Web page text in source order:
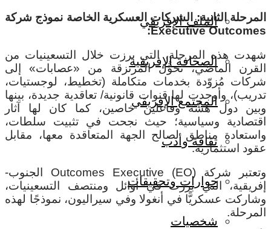
الملف الإفريقي
الصحافة الإفريقية
المجتمع الإفريقي
ثقافة وأدب
حوارات وتحقيقات
شخصيات
الثانية: الشركات العسكرية الخاصة نموذج شركة
Executive
:
هذه المرحلة، التي برزت خلال التسعينيات من
الماضي، تحوُّل المرتزقة من «عصابات» إلى
مُزوّدة بخدمات متكاملة (تخطيط، لوجستيات،
وأوجدت لها قنوات قانونية/ تعاقدية جديدة، بينها
دول هشَّة وفاعلين خاصين، كما كان لها آثار
وسياسية؛ حيث نجحت في تثبيت سلطات،
مناطق لصالح الجهة المتعاقدة معها، مقابل
استثمارية.
وتعتبر شركة Outcomes Executive (EO) الجنوب-
التي برزت في أوائل ومنتصف التسعينيات،
عسكريًّا في أنغولا وفي سيراليون، نموذجًا لهذه